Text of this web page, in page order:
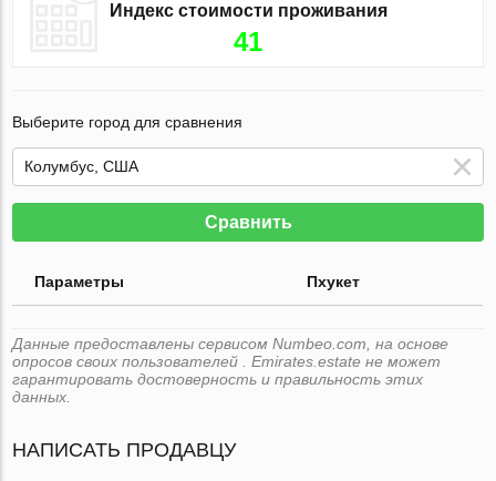
Индекс стоимости проживания
41
Выберите город для сравнения
Сравнить
Параметры Пхукет
Данные предоставлены сервисом Numbeo.com, на основе
опросов своих пользователей . Emirates.estate не может
гарантировать достоверность и правильность этих
данных.
НАПИСАТЬ ПРОДАВЦУ